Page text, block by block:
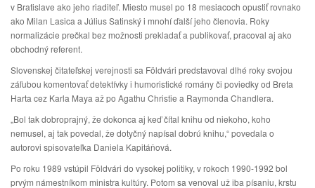
v Bratislave ako jeho riaditeľ. Miesto musel po 18 mesiacoch opustiť rovnako
ako Milan Lasica a Július Satinský i mnohí ďalší jeho členovia. Roky
normalizácie prečkal bez možnosti prekladať a publikovať, pracoval aj ako
obchodný referent.
Slovenskej čitateľskej verejnosti sa Földvári predstavoval dlhé roky svojou
záľubou komentovať detektívky i humoristické romány či poviedky od Breta
Harta cez Karla Maya až po Agathu Christie a Raymonda Chandlera.
„Bol tak dobroprajný, že dokonca aj keď čítal knihu od niekoho, koho
nemusel, aj tak povedal, že dotyčný napísal dobrú knihu,“ povedala o
autorovi spisovateľka Daniela Kapitáňová.
Po roku 1989 vstúpil Földvári do vysokej politiky, v rokoch 1990-1992 bol
prvým námestníkom ministra kultúry. Potom sa venoval už iba písaniu, krstu